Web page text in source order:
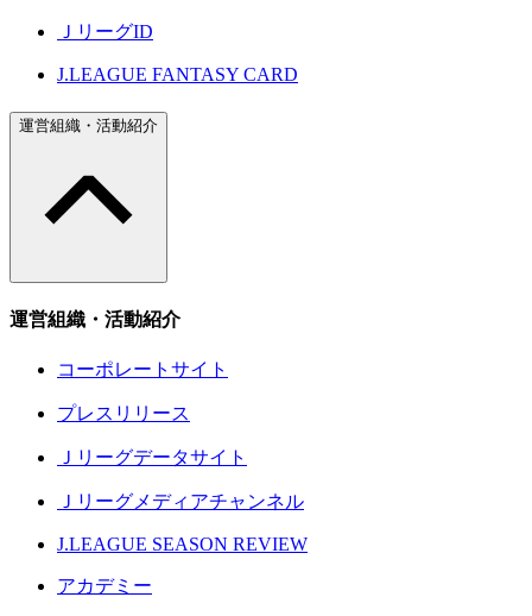
ＪリーグID
J.LEAGUE FANTASY CARD
運営組織・活動紹介
運営組織・活動紹介
コーポレートサイト
プレスリリース
Ｊリーグデータサイト
Ｊリーグメディアチャンネル
J.LEAGUE SEASON REVIEW
アカデミー